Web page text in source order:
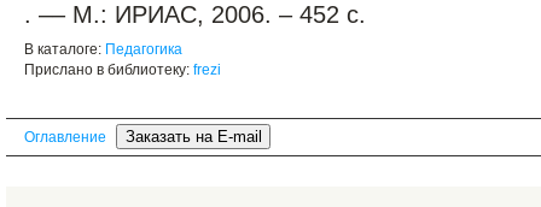
. –– М.: ИРИАС, 2006. – 452 с.
В каталоге: Педагогика
Прислано в библиотеку: frezi
Оглавление